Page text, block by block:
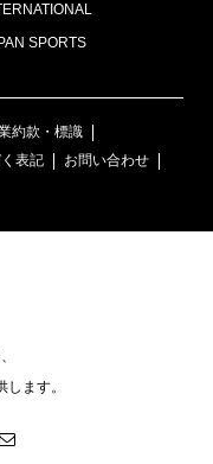
SPORTS
約款・標識
表記
お問い合わせ
ます。